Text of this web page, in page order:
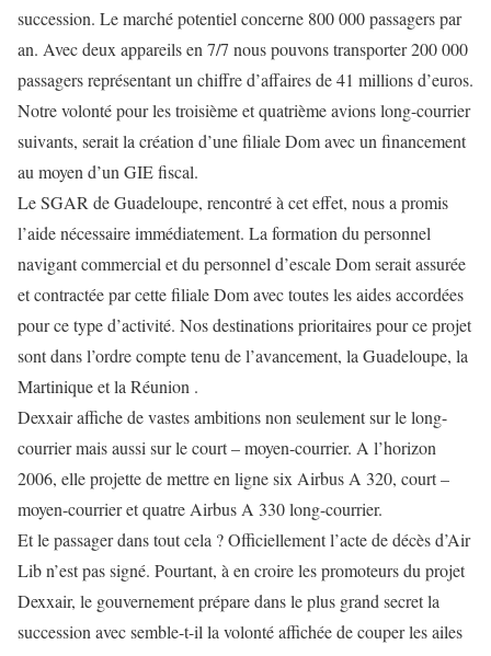
succession. Le marché potentiel concerne 800 000 passagers par
an. Avec deux appareils en 7/7 nous pouvons transporter 200 000
passagers représentant un chiffre d’affaires de 41 millions d’euros.
Notre volonté pour les troisième et quatrième avions long-courrier
suivants, serait la création d’une filiale Dom avec un financement
au moyen d’un GIE fiscal.
Le SGAR de Guadeloupe, rencontré à cet effet, nous a promis
l’aide nécessaire immédiatement. La formation du personnel
navigant commercial et du personnel d’escale Dom serait assurée
et contractée par cette filiale Dom avec toutes les aides accordées
pour ce type d’activité. Nos destinations prioritaires pour ce projet
sont dans l’ordre compte tenu de l’avancement, la Guadeloupe, la
Martinique et la Réunion .
Dexxair affiche de vastes ambitions non seulement sur le long-
courrier mais aussi sur le court – moyen-courrier. A l’horizon
2006, elle projette de mettre en ligne six Airbus A 320, court –
moyen-courrier et quatre Airbus A 330 long-courrier.
Et le passager dans tout cela ? Officiellement l’acte de décès d’Air
Lib n’est pas signé. Pourtant, à en croire les promoteurs du projet
Dexxair, le gouvernement prépare dans le plus grand secret la
succession avec semble-t-il la volonté affichée de couper les ailes